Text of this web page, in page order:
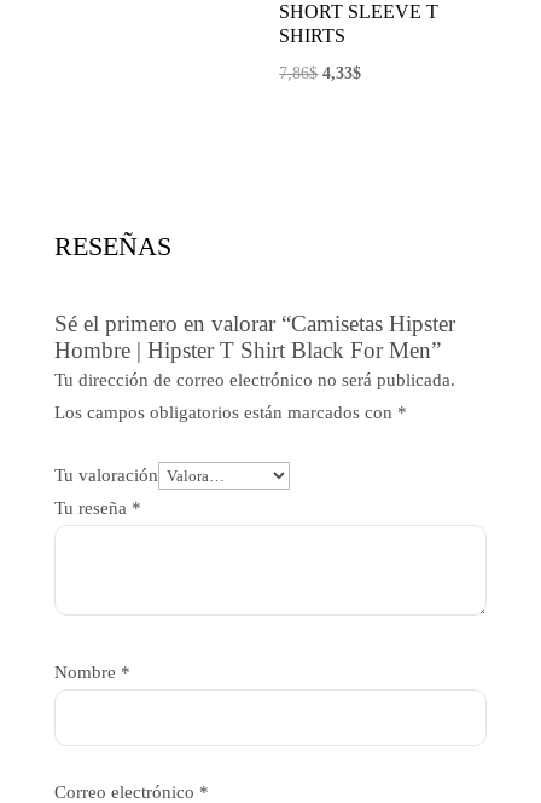
SHORT SLEEVE T
SHIRTS
7,86$ El
4,33$El
RESEÑAS
Sé el primero en valorar “Camisetas Hipster
Hombre | Hipster T Shirt Black For Men”
Tu dirección de correo electrónico no será publicada.
Los campos obligatorios están marcados con *
Tu valoración
Tu reseña *
Nombre *
Correo electrónico *